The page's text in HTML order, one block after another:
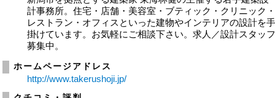
計事務所。住宅・店舗・美容室・ブティック・クリニック
レストラン・オフィスといった建物やインテリアの設計を
掛けています。お気軽にご相談下さい。求人／設計スタッ
募集中。
ホームページアドレス
http://www.takerushoji.jp/